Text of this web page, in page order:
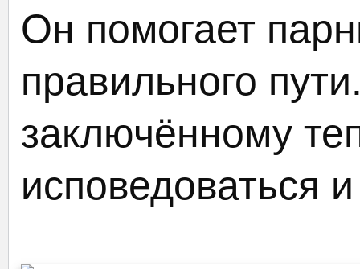
Он помогает
правильного
заключённому
исповедоваться